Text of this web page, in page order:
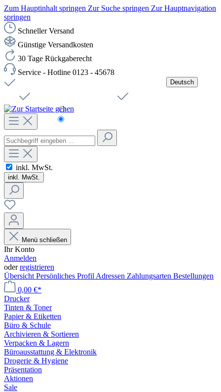
Zum Hauptinhalt springen Zur Suche springen Zur Hauptnavigation
springen
Schneller Versand
Günstige Versandkosten
30 Tage Rückgaberecht
Service - Hotline 0123 - 45678
Deutsch
Čeština
inkl. MwSt.
inkl. MwSt.
Menü schließen
Ihr Konto
Anmelden
oderregistrieren
Übersicht Persönliches Profil Adressen Zahlungsarten Bestellungen
0,00 €*
Drucker
Tinten & Toner
Papier & Etiketten
Büro & Schule
Archivieren & Sortieren
Verpacken & Lagern
Büroausstattung & Elektronik
Drogerie & Hygiene
Präsentation
Aktionen
Sale